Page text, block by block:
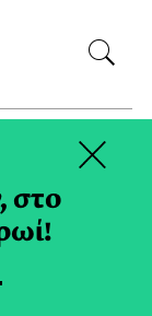
στο
×